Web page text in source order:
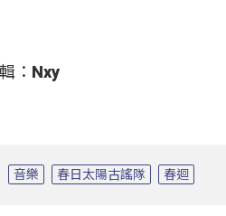
：Nxy
音樂 春日太陽古謠隊 春迴